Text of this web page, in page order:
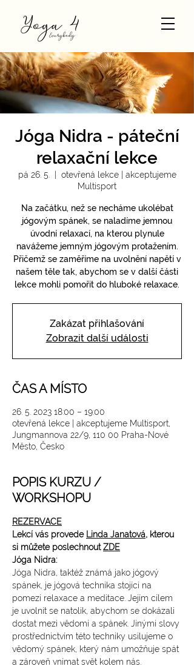
Jóga Nidra - páteční
relaxační lekce
pá 26. 5.
otevřená lekce | akceptujeme
Multisport
Na začátku, než se necháme ukolébat
jógovým spánek, se naladíme jemnou
úvodní relaxací, na kterou plynule
navážeme jemným jógovým protažením.
Přičemž se zaměříme na uvolnění napětí v
našem těle tak, abychom se v další části
lekce mohli pomořit do hluboké relaxace.
Zakázat přihlašování
Zobrazit další události
ČAS A MÍSTO
26. 5. 2023 18:00 – 19:00
otevřená lekce | akceptujeme Multisport,
Jungmannova 22/9, 110 00 Praha-Nové
Město, Česko
POPIS KURZU /
WORKSHOPU
REZERVACE
Lekcí vás provede Linda Janatová, kterou
si můžete poslechnout ZDE
Jóga Nidra:
Jóga Nidra, taktéž známá jako jógový
spánek, je jógová technika stojící na
pomezí relaxace a meditace. Jejím cílem
je uvolnit se natolik, abychom se dokázali
dostat mezi vědomí a spánek. Jinými slovy
prostřednictvím této techniky usilujeme o
vědomý spánek, který nám umožňuje spát
a zároveň vnímat svět kolem nás.